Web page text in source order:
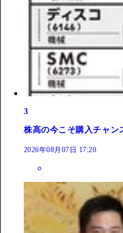
3
株高の今こそ購入チャン
2026年08月07日 17:20